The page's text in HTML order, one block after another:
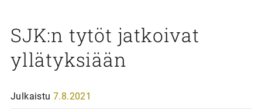
SJK:n tytöt jatkoivat
yllätyksiään
Julkaistu 7.8.2021